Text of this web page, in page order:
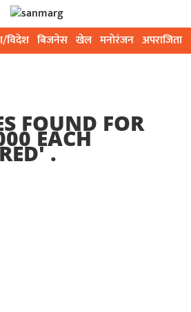
विदेश बिजनेस खेल मनोरंजन अपराजिता
FOUND FOR
EACH
' .